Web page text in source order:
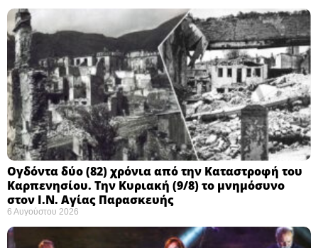
Ογδόντα δύο (82) χρόνια από την Καταστροφή του
Καρπενησίου. Την Κυριακή (9/8) το μνημόσυνο
στον Ι.Ν. Αγίας Παρασκευής
6 Αυγούστου 2026